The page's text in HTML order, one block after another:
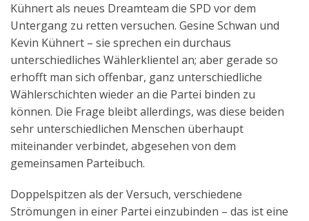
Aktuelles
Kontakt
English
Kühnert als neues Dreamteam die SPD vor dem
Untergang zu retten versuchen. Gesine Schwan und
Kevin Kühnert – sie sprechen ein durchaus
unterschiedliches Wählerklientel an; aber gerade so
erhofft man sich offenbar, ganz unterschiedliche
Wählerschichten wieder an die Partei binden zu
können. Die Frage bleibt allerdings, was diese beiden
sehr unterschiedlichen Menschen überhaupt
miteinander verbindet, abgesehen von dem
gemeinsamen Parteibuch.
Doppelspitzen als der Versuch, verschiedene
Strömungen in einer Partei einzubinden – das ist eine